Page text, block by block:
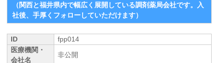
（関西と福井県内で幅広く展開している調剤薬局会社です。入
社後、手厚くフォローしていただけます）
ID
fpp014
医療機関・
会社名
非公開